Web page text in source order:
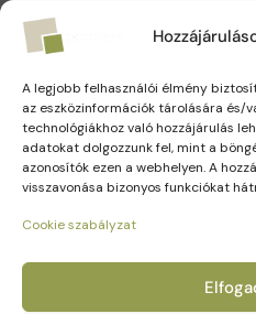
A legjobb felhasználói élmény
az eszközinformációk tárolására és/
technológiákhoz való hozzájárulás
adatokat dolgozzunk fel, mint a
azonosítók ezen a webhelyen. A
visszavonása bizonyos funkciókat
Cookie szabályzat
1164 Budapest, Magtár
+(36) 1 221 5123
info@partners.hu
Social Media